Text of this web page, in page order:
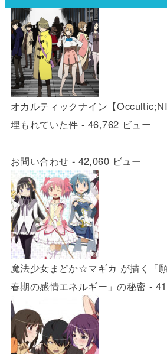
オカルティックナイン【
埋もれていた件 - 46,762 ビュー
お問い合わせ - 42,060 ビュー
魔法少女まどか☆マギカ が描く「
春期の感情エネルギー」の秘密 -